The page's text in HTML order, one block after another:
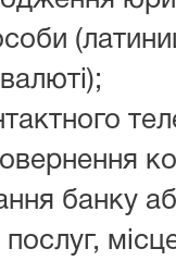
банку
послуг,